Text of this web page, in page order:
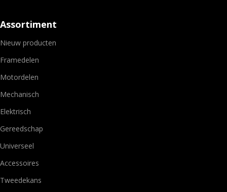
Assortiment
Nieuw producten
Framedelen
Motordelen
Mechanisch
Elektrisch
Gereedschap
Universeel
Accessoires
Tweedekans